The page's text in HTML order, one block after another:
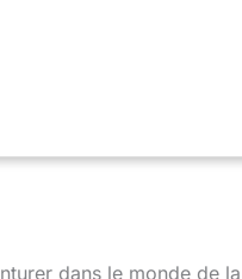
dans le monde de la